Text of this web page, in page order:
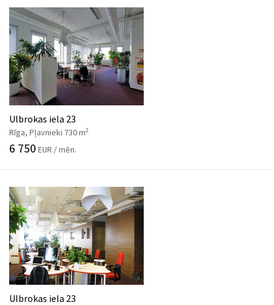
Ulbrokas iela 23
Rīga, Pļavnieki 730 m2
6 750 EUR / mēn.
Ulbrokas iela 23